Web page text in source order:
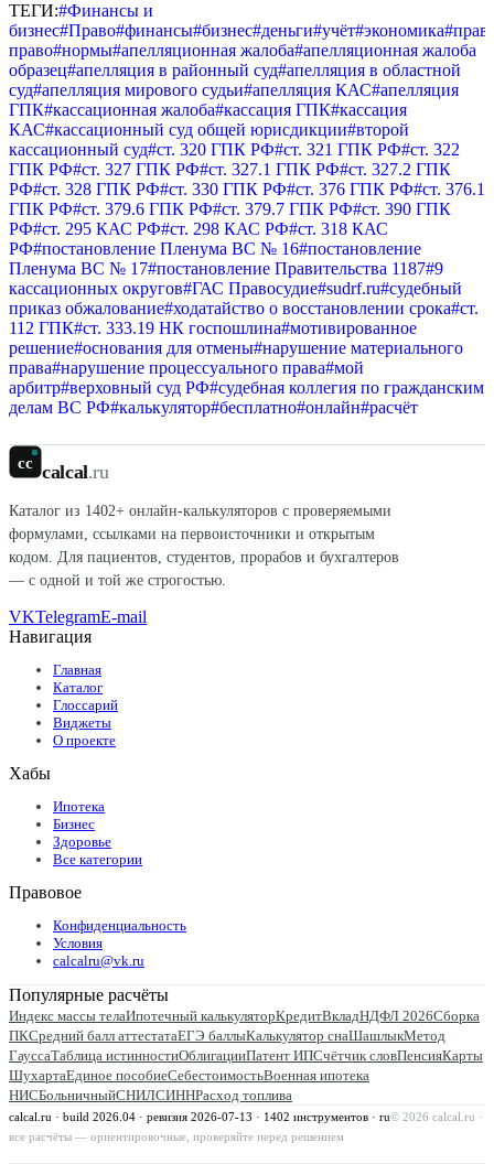
ТЕГИ:#Финансы и
бизнес#Право#финансы#бизнес#деньги#учёт#экономика#
право#нормы#апелляционная жалоба#апелляционная жалоба
образец#апелляция в районный суд#апелляция в областной
суд#апелляция мирового судьи#апелляция КАС#апелляция
ГПК#кассационная жалоба#кассация ГПК#кассация
КАС#кассационный суд общей юрисдикции#второй
кассационный суд#ст. 320 ГПК РФ#ст. 321 ГПК РФ#ст. 322
ГПК РФ#ст. 327 ГПК РФ#ст. 327.1 ГПК РФ#ст. 327.2 ГПК
РФ#ст. 328 ГПК РФ#ст. 330 ГПК РФ#ст. 376 ГПК РФ#ст. 376.1
ГПК РФ#ст. 379.6 ГПК РФ#ст. 379.7 ГПК РФ#ст. 390 ГПК
РФ#ст. 295 КАС РФ#ст. 298 КАС РФ#ст. 318 КАС
РФ#постановление Пленума ВС № 16#постановление
Пленума ВС № 17#постановление Правительства 1187#9
кассационных округов#ГАС Правосудие#sudrf.ru#судебный
приказ обжалование#ходатайство о восстановлении срока#ст.
112 ГПК#ст. 333.19 НК госпошлина#мотивированное
решение#основания для отмены#нарушение материального
права#нарушение процессуального права#мой
арбитр#верховный суд РФ#судебная коллегия по гражданским
делам ВС РФ#калькулятор#бесплатно#онлайн#расчёт
cc calcal.ru
Каталог из 1402+ онлайн-калькуляторов с проверяемыми
формулами, ссылками на первоисточники и открытым
кодом. Для пациентов, студентов, прорабов и бухгалтеров
— с одной и той же строгостью.
VKTelegramE-mail
Навигация
Главная
Каталог
Глоссарий
Виджеты
О проекте
Хабы
Ипотека
Бизнес
Здоровье
Все категории
Правовое
Конфиденциальность
Условия
calcalru@vk.ru
Популярные расчёты
Индекс массы телаИпотечный калькуляторКредитВкладНДФЛ 2026Сборка
ПКСредний балл аттестатаЕГЭ баллыКалькулятор снаШашлыкМетод
ГауссаТаблица истинностиОблигацииПатент ИПСчётчик словПенсияКарты
ШухартаЕдиное пособиеСебестоимостьВоенная ипотека
НИСБольничныйСНИЛСИННРасход топлива
calcal.ru · build 2026.04 · ревизия 2026-07-13 · 1402 инструментов · ru© 2026 calcal.ru ·
все расчёты — ориентировочные, проверяйте перед решением